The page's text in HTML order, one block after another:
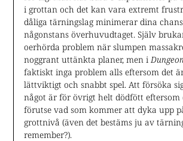
i grottan och det kan vara extremt
dåliga tärningslag minimerar dina
någonstans överhuvudtaget. Själv
oerhörda problem när slumpen
noggrant uttänkta planer, men i
faktiskt inga problem alls eftersom det
lättviktigt och snabbt spel. Att försöka
något är för övrigt helt dödfött eftersom
förutse vad som kommer att dyka upp
grottnivå (även det bestäms ju av
remember?).